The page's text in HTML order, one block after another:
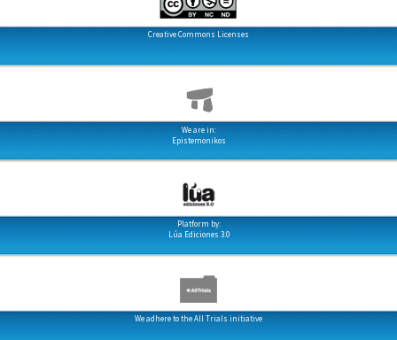
Creative Commons Licenses
We are in:
Epistemonikos
Platform by:
Lúa Ediciones 3.0
We adhere to the All Trials initiative